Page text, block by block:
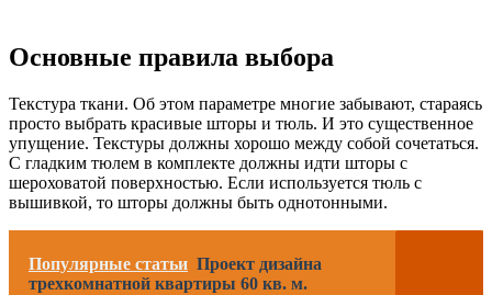
Основные правила выбора
Текстура ткани. Об этом параметре многие забывают, стараясь
просто выбрать красивые шторы и тюль. И это существенное
упущение. Текстуры должны хорошо между собой сочетаться.
С гладким тюлем в комплекте должны идти шторы с
шероховатой поверхностью. Если используется тюль с
вышивкой, то шторы должны быть однотонными.
Популярные статьи Проект дизайна
трехкомнатной квартиры 60 кв. м.